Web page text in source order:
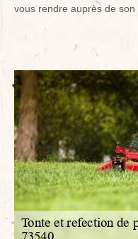
vous rendre auprès de